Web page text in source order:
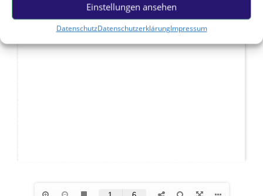
Einstellungen ansehen
DatenschutzDatenschutzerklärungImpressum